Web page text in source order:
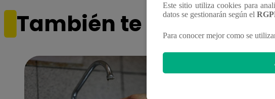
También te puede
Este sitio utiliza cookies para
datos se gestionarán según el
Para conocer mejor como se